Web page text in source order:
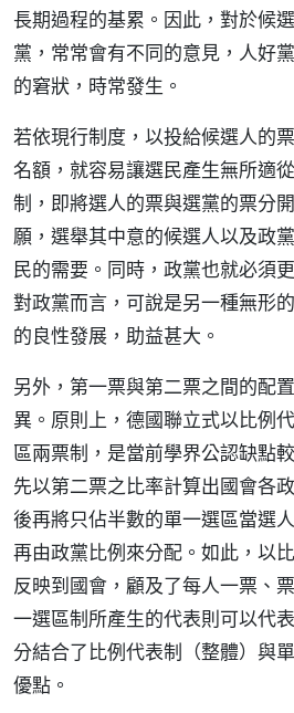
長期過程的基累。因此，對於候
黨，常常會有不同的意見，人好
的窘狀，時常發生。
若依現行制度，以投給候選人的
名額，就容易讓選民產生無所適
制，即將選人的票與選黨的票分
願，選舉其中意的候選人以及政
民的需要。同時，政黨也就必須
對政黨而言，可說是另一種無形
的良性發展，助益甚大。
另外，第一票與第二票之間的配
異。原則上，德國聯立式以比例
區兩票制，是當前學界公認缺點
先以第二票之比率計算出國會各
後再將只佔半數的單一選區當選
再由政黨比例來分配。如此，以
反映到國會，顧及了每人一票、
一選區制所產生的代表則可以代
分結合了比例代表制（整體）與
優點。